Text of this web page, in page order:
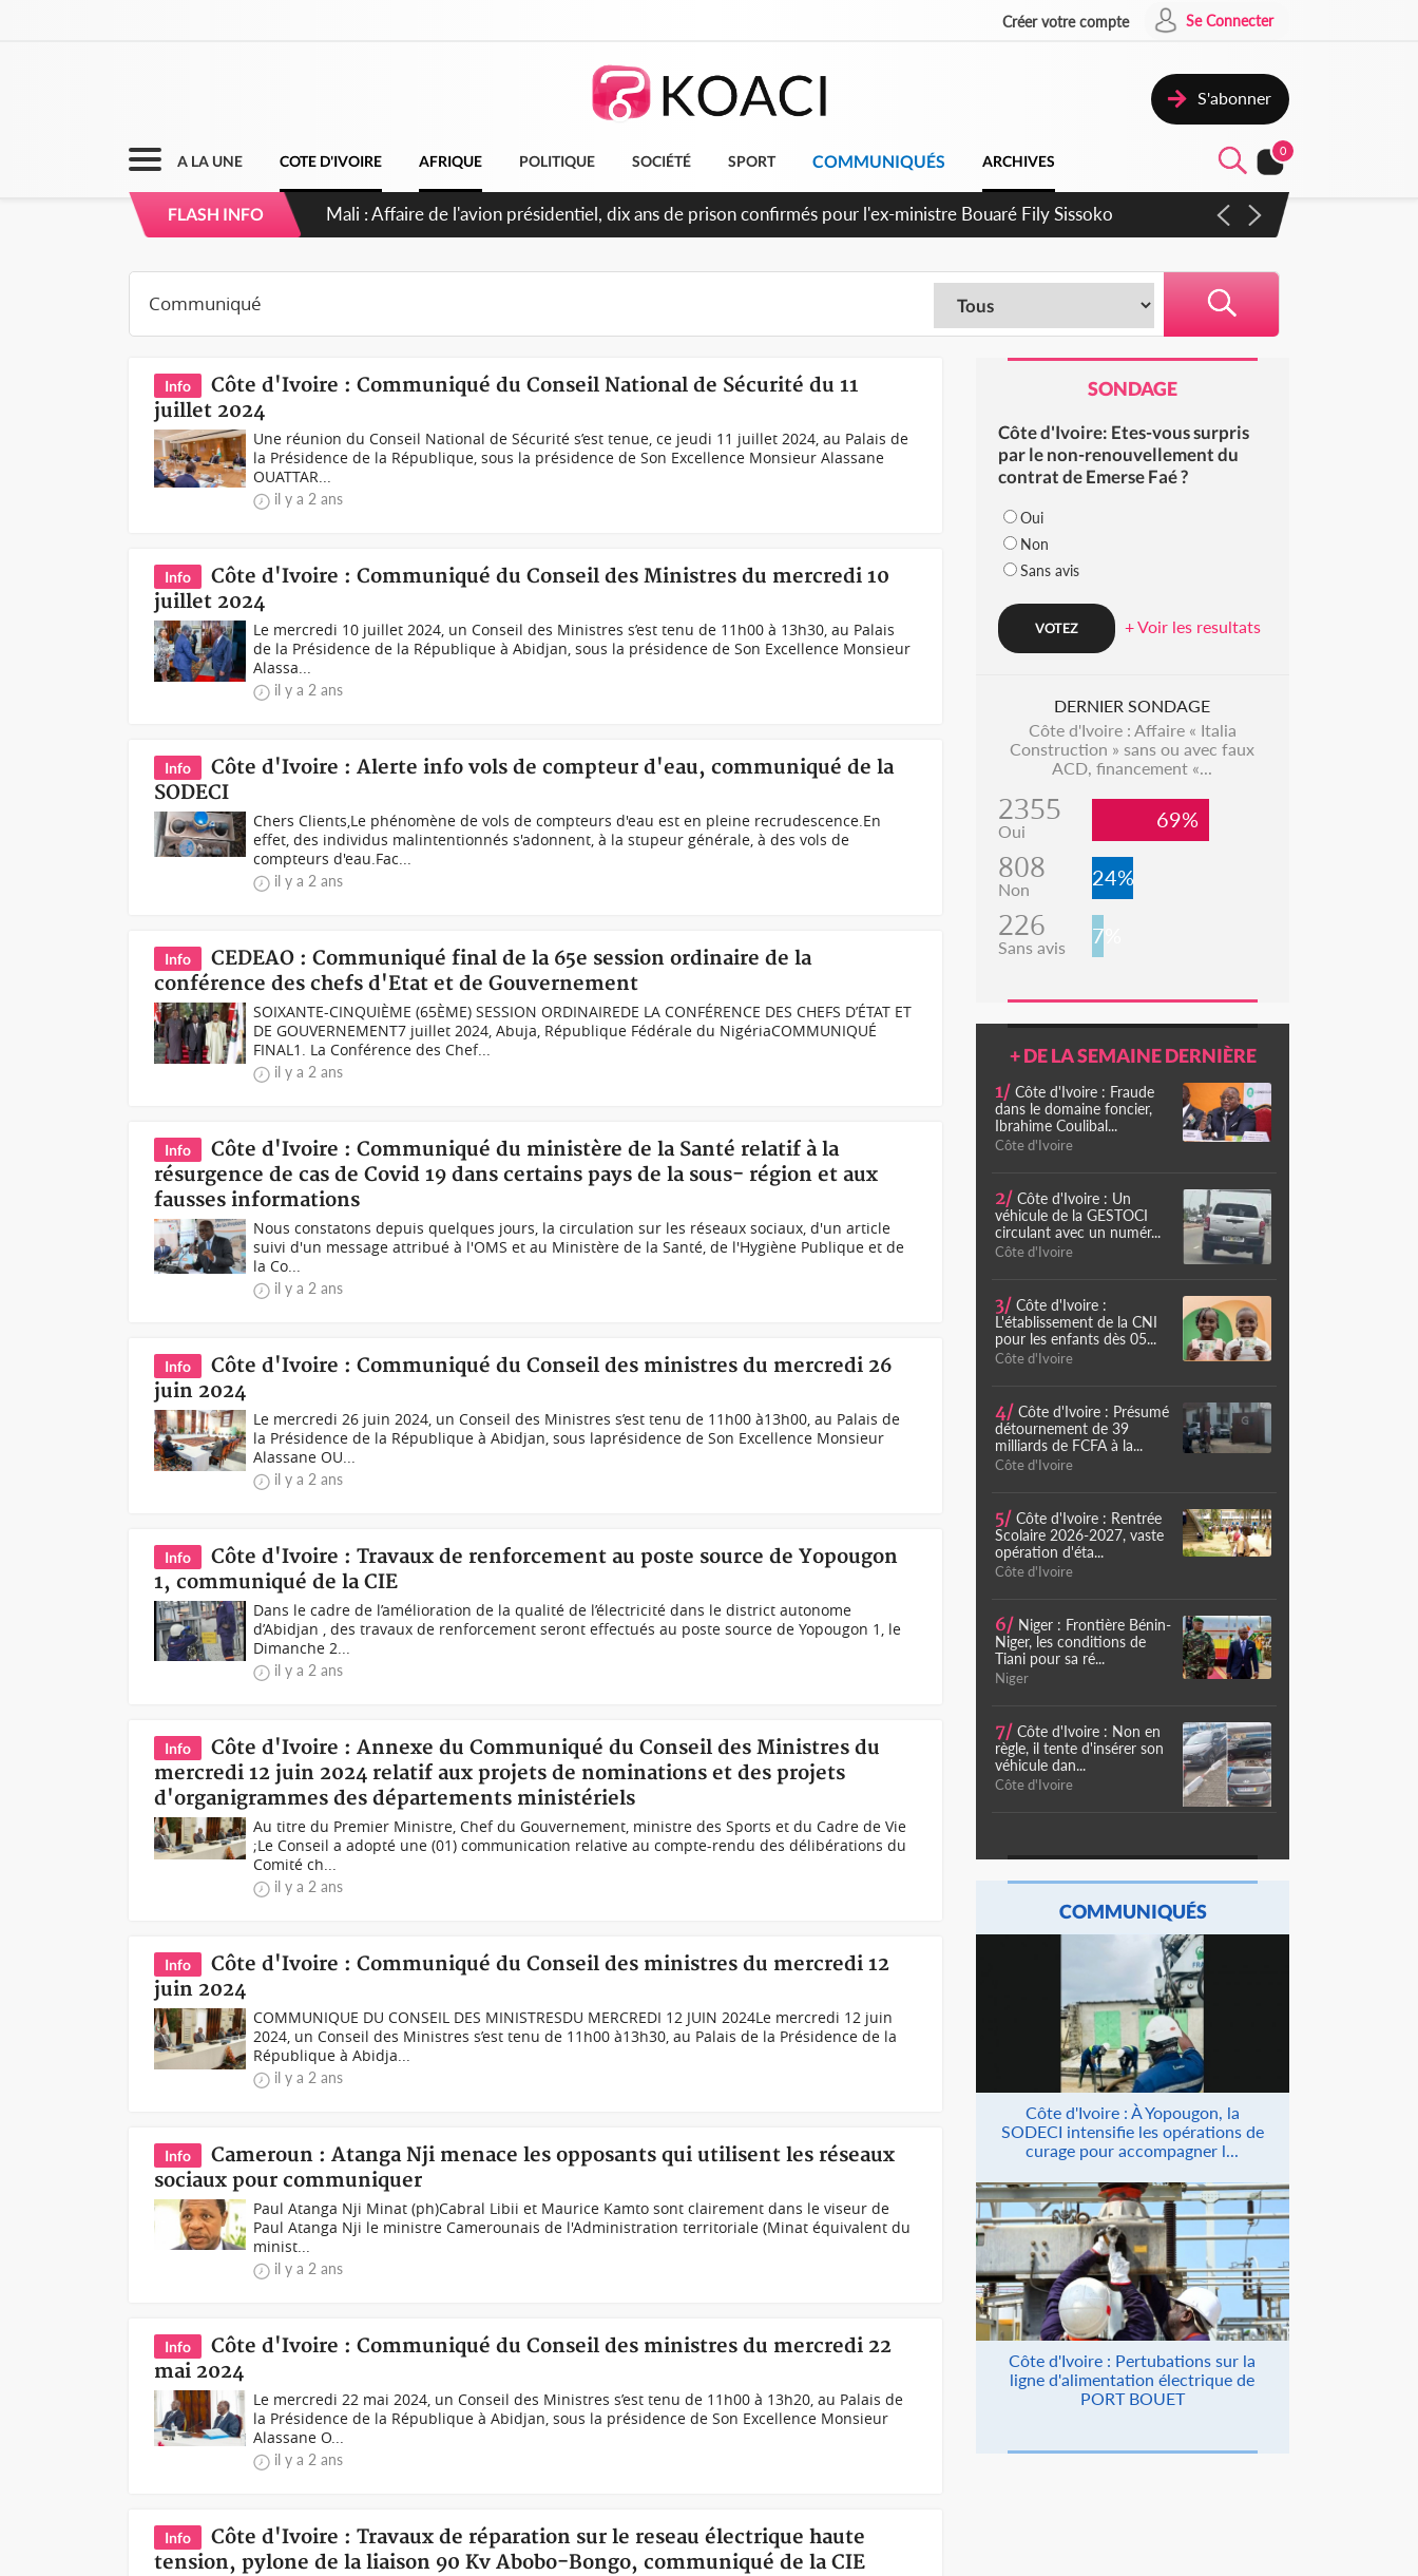
Créer votre compte Se Connecter
S'abonner
A LA UNE COTE D'IVOIRE AFRIQUE POLITIQUE SOCIÉTÉ SPORT COMMUNIQUÉS ARCHIVES
0
FLASH INFO Nigeria : Le Togo et le Cameroun principaux acheteurs des produits de la raffinerie Dangote en juillet
Info
Côte d'Ivoire : Communiqué du Conseil National de Sécurité du 11
juillet 2024
Une réunion du Conseil National de Sécurité s’est tenue, ce jeudi 11 juillet 2024, au Palais de
la Présidence de la République, sous la présidence de Son Excellence Monsieur Alassane
OUATTAR...
il y a 2 ans
Info
Côte d'Ivoire : Communiqué du Conseil des Ministres du mercredi 10
juillet 2024
Le mercredi 10 juillet 2024, un Conseil des Ministres s’est tenu de 11h00 à 13h30, au Palais
de la Présidence de la République à Abidjan, sous la présidence de Son Excellence Monsieur
Alassa...
il y a 2 ans
Info
Côte d'Ivoire : Alerte info vols de compteur d'eau, communiqué de la
SODECI
Chers Clients,Le phénomène de vols de compteurs d'eau est en pleine recrudescence.En
effet, des individus malintentionnés s'adonnent, à la stupeur générale, à des vols de
compteurs d'eau.Fac...
il y a 2 ans
Info
CEDEAO : Communiqué final de la 65e session ordinaire de la
conférence des chefs d'Etat et de Gouvernement
SOIXANTE-CINQUIÈME (65ÈME) SESSION ORDINAIREDE LA CONFÉRENCE DES CHEFS D’ÉTAT ET
DE GOUVERNEMENT7 juillet 2024, Abuja, République Fédérale du NigériaCOMMUNIQUÉ
FINAL1. La Conférence des Chef...
il y a 2 ans
Info
Côte d'Ivoire : Communiqué du ministère de la Santé relatif à la
résurgence de cas de Covid 19 dans certains pays de la sous- région et aux
fausses informations
Nous constatons depuis quelques jours, la circulation sur les réseaux sociaux, d'un article
suivi d'un message attribué à l'OMS et au Ministère de la Santé, de l'Hygiène Publique et de
la Co...
il y a 2 ans
Info
Côte d'Ivoire : Communiqué du Conseil des ministres du mercredi 26
juin 2024
Le mercredi 26 juin 2024, un Conseil des Ministres s’est tenu de 11h00 à13h00, au Palais de
la Présidence de la République à Abidjan, sous laprésidence de Son Excellence Monsieur
Alassane OU...
il y a 2 ans
Info
Côte d'Ivoire : Travaux de renforcement au poste source de Yopougon
1, communiqué de la CIE
Dans le cadre de l’amélioration de la qualité de l’électricité dans le district autonome
d’Abidjan , des travaux de renforcement seront effectués au poste source de Yopougon 1, le
Dimanche 2...
il y a 2 ans
Info
Côte d'Ivoire : Annexe du Communiqué du Conseil des Ministres du
mercredi 12 juin 2024 relatif aux projets de nominations et des projets
d'organigrammes des départements ministériels
Au titre du Premier Ministre, Chef du Gouvernement, ministre des Sports et du Cadre de Vie
;Le Conseil a adopté une (01) communication relative au compte-rendu des délibérations du
Comité ch...
il y a 2 ans
Info
Côte d'Ivoire : Communiqué du Conseil des ministres du mercredi 12
juin 2024
COMMUNIQUE DU CONSEIL DES MINISTRESDU MERCREDI 12 JUIN 2024Le mercredi 12 juin
2024, un Conseil des Ministres s’est tenu de 11h00 à13h30, au Palais de la Présidence de la
République à Abidja...
il y a 2 ans
Info
Cameroun : Atanga Nji menace les opposants qui utilisent les réseaux
sociaux pour communiquer
Paul Atanga Nji Minat (ph)Cabral Libii et Maurice Kamto sont clairement dans le viseur de
Paul Atanga Nji le ministre Camerounais de l'Administration territoriale (Minat équivalent du
minist...
il y a 2 ans
Info
Côte d'Ivoire : Communiqué du Conseil des ministres du mercredi 22
mai 2024
Le mercredi 22 mai 2024, un Conseil des Ministres s’est tenu de 11h00 à 13h20, au Palais de
la Présidence de la République à Abidjan, sous la présidence de Son Excellence Monsieur
Alassane O...
il y a 2 ans
Info
Côte d'Ivoire : Travaux de réparation sur le reseau électrique haute
tension, pylone de la liaison 90 Kv Abobo-Bongo, communiqué de la CIE
SONDAGE
Côte d'Ivoire: Etes-vous surpris
par le non-renouvellement du
contrat de Emerse Faé ?
Oui
Non
Sans avis
+ Voir les resultats
DERNIER SONDAGE
Côte d'Ivoire : Affaire « Italia
Construction » sans ou avec faux
ACD, financement «...
2355
Oui 69%
808
Non 24%
226
Sans avis 7%
+ DE LA SEMAINE DERNIÈRE
1/ Côte d'Ivoire : Fraude
dans le domaine foncier,
Ibrahime Coulibal...
Côte d'Ivoire
2/ Côte d'Ivoire : Un
véhicule de la GESTOCI
circulant avec un numér...
Côte d'Ivoire
3/ Côte d'Ivoire :
L'établissement de la CNI
pour les enfants dès 05...
Côte d'Ivoire
4/ Côte d'Ivoire : Présumé
détournement de 39
milliards de FCFA à la...
Côte d'Ivoire
5/ Côte d'Ivoire : Rentrée
Scolaire 2026-2027, vaste
opération d'éta...
Côte d'Ivoire
6/ Niger : Frontière Bénin-
Niger, les conditions de
Tiani pour sa ré...
Niger
7/ Côte d'Ivoire : Non en
règle, il tente d'insérer son
véhicule dan...
Côte d'Ivoire
COMMUNIQUÉS
Côte d'Ivoire : À Yopougon, la
SODECI intensifie les opérations de
curage pour accompagner l...
Côte d'Ivoire : Pertubations sur la
ligne d'alimentation électrique de
PORT BOUET